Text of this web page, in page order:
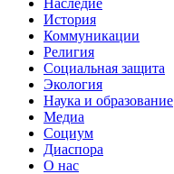
Наследие
История
Коммуникации
Религия
Социальная защита
Экология
Наука и образование
Медиа
Социум
Диаспора
О нас